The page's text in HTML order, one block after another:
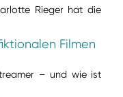
Rieger hat die
Filmen
– und wie ist